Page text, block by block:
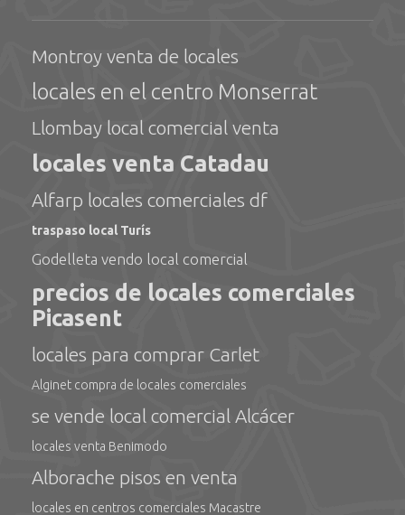
Montroy venta de locales
locales en el centro Monserrat
Llombay local comercial venta
locales venta Catadau
Alfarp locales comerciales df
traspaso local Turís
Godelleta vendo local comercial
precios de locales comerciales
Picasent
locales para comprar Carlet
Alginet compra de locales comerciales
se vende local comercial Alcácer
locales venta Benimodo
Alborache pisos en venta
locales en centros comerciales Macastre